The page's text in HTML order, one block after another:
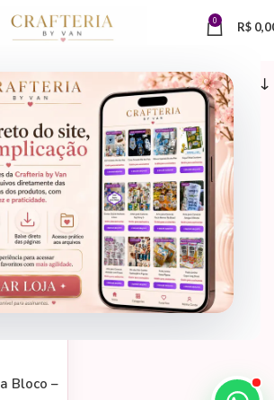
0 R$
com a tag “ArteDigitalParaBloco”
Bloco –